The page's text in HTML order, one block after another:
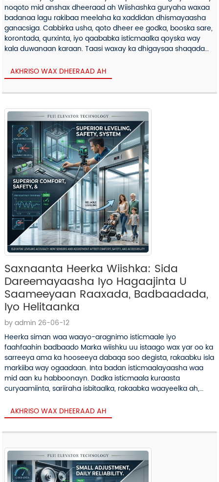
noqoto mid anshax dheeraad ah Wiishashka guryaha waxaa
badanaa lagu rakibaa meelaha ka xaddidan dhismayaasha
ganacsiga. Cabbirka usha, qoto dheer ee godka, booska sare,
korontada, qurxinta, iyo qaababka isticmaalka qoyska way
kala duwanaan karaan. Taasi waxay ka dhigaysaa shaqada
AKHRISO WAX DHEERAAD AH
Saxnaanta Heerka Wiishka: Sida
Dareemayaasha Iyo Hagaajinta U
Saameeyaan Raaxada, Badbaadada,
Iyo Helitaanka
by admin 26-06-12
Heerka siman waa waayo-aragnimo isticmaale iyo
faahfaahin badbaado Marka wiishku uu istaago wax yar oo ka
sarreeya ama ka hooseeya dabaqa soo degista, rakaabku isla
markiiba way ogaadaan. Inta badan isticmaalayaasha waa
mid aan ku habboonayn. Dadka isticmaala kuraasta
curyaamiinta, sariiraha isbitaalka, rakaabka waayeelka ah,
wuxuu noqon karaa mid dhab ah...
AKHRISO WAX DHEERAAD AH